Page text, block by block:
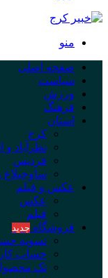
منو
صفحه اصلی
سیاست
ورزش
فرهنگ
استان
کرج
نظرآباد و
فردیس
ساوجبلاغ
عکس و فیلم
عکس
فیلم
فروشگاه جدید
تسویه
حساب
تک محصول